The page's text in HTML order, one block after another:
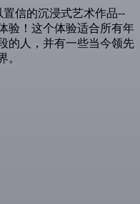
信的沉浸式艺术作品--
验！这个体验适合所有年
的人，并有一些当今领先
。